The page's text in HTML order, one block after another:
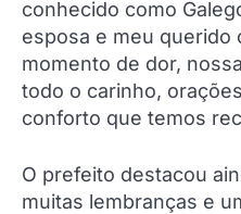
conhecido como
esposa e meu querido
momento de dor,
todo o carinho,
conforto que temos
O prefeito destacou
muitas lembranças e